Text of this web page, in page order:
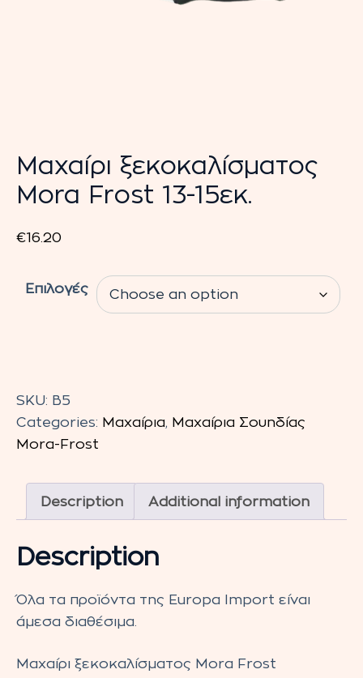
Μαχαίρι ξεκοκαλίσματος
Mora Frost 13-15εκ.
€16.20
Επιλογές
ξεκοκαλίσματος
Mora
Frost
15εκ.
quantity
SKU: Β5
Categories: Μαχαίρια, Μαχαίρια Σουηδίας
Mora-Frost
Description Additional information
Description
Όλα τα προϊόντα της Europa Import είναι
άμεσα διαθέσιμα.
Μαχαίρι ξεκοκαλίσματος Mora Frost